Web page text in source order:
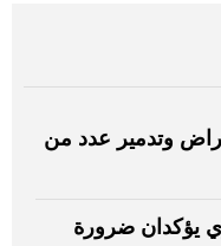
وتدمير عدد من
يؤكدان ضرورة